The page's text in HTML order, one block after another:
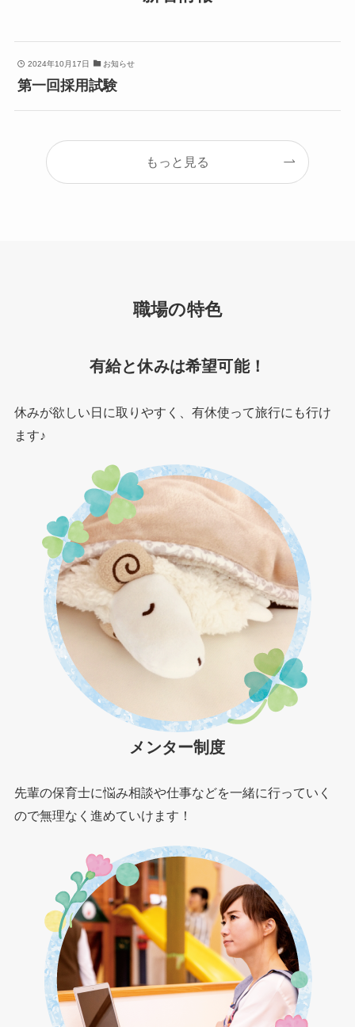
2024年10月17日 お知らせ
第一回採用試験
もっと見る
職場の特色
有給と休みは希望可能！
休みが欲しい日に取りやすく、有休使って旅行にも行け
ます♪
メンター制度
先輩の保育士に悩み相談や仕事などを一緒に行っていく
ので無理なく進めていけます！